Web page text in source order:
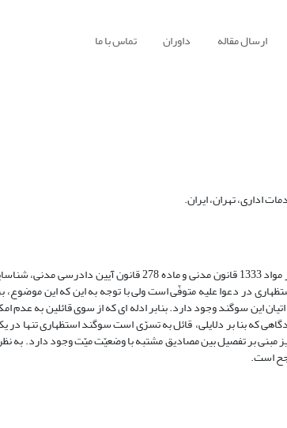
ارسال مقاله داوران تماس با ما
اداری، تهران، ایران.
یکی از اقسام یمین در فقه، قسم یا سوگند استظهاری است. این سوگند، در مواد
در دعوا علیه متوفّی است ولی با توجه به این که این موضوع،
این سوگند وجود دارد. بنابر ادله ای که از سوی قائلین به عدم
که بنا بر دلایلی، قائل به تسرّی است سوگند استظهاری تنها در
مبنی بر تفصیل بین مصادیق مشتبه با وضعیّت میّت وجود دارد. به
است.